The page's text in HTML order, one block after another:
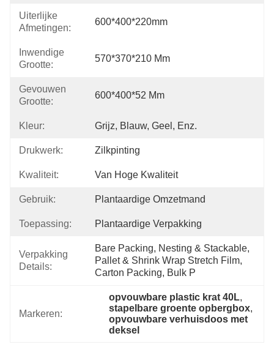
Uiterlijke
Afmetingen:
600*400*220mm
Inwendige
Grootte:
570*370*210 Mm
Gevouwen
Grootte:
600*400*52 Mm
Kleur: Grijz, Blauw, Geel, Enz.
Drukwerk: Zilkpinting
Kwaliteit: Van Hoge Kwaliteit
Gebruik: Plantaardige Omzetmand
Toepassing: Plantaardige Verpakking
Verpakking
Details:
Bare Packing, Nesting & Stackable,
Pallet & Shrink Wrap Stretch Film,
Carton Packing, Bulk P
Markeren:
opvouwbare plastic krat 40L,
stapelbare groente opbergbox
opvouwbare verhuisdoos met
deksel